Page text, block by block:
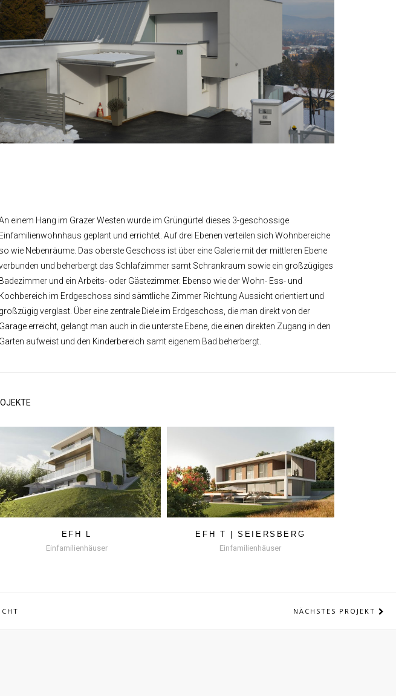
einem Hang im Grazer Westen wurde im Grüngürtel dieses 3-geschossige
Einfamilienwohnhaus geplant und errichtet. Auf drei Ebenen verteilen sich Wohnbereiche
so wie Nebenräume. Das oberste Geschoss ist über eine Galerie mit der mittleren Ebene
und beherbergt das Schlafzimmer samt Schrankraum sowie ein großzügiges
Badezimmer und ein Arbeits- oder Gästezimmer. Ebenso wie der Wohn- Ess- und
Kochbereich im Erdgeschoss sind sämtliche Zimmer Richtung Aussicht orientiert und
großzügig verglast. Über eine zentrale Diele im Erdgeschoss, die man direkt von der
Garage erreicht, gelangt man auch in die unterste Ebene, die einen direkten Zugang in den
Garten aufweist und den Kinderbereich samt eigenem Bad beherbergt.
EFH L
Einfamilienhäuser
EFH T | SEIERSBERG
Einfamilienhäuser
NÄCHSTES PROJEKT